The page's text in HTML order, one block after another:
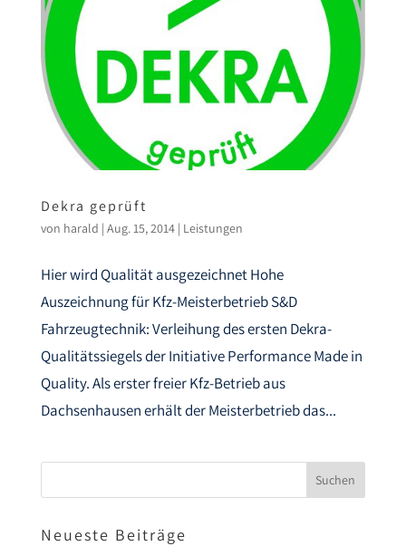
Dekra geprüft
von harald | Aug. 15, 2014| Leistungen
Hier wird Qualität ausgezeichnet Hohe
Auszeichnung für Kfz-Meisterbetrieb S&D
Fahrzeugtechnik: Verleihung des ersten Dekra-
Qualitätssiegels der Initiative Performance Made in
Quality. Als erster freier Kfz-Betrieb aus
Dachsenhausen erhält der Meisterbetrieb das...
Neueste Beiträge